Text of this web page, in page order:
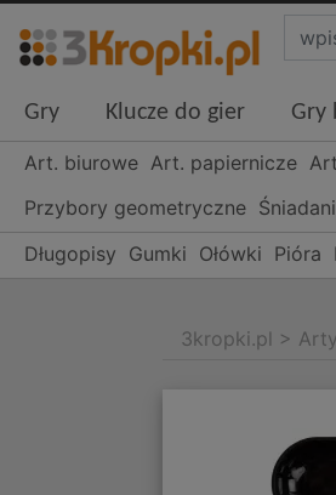
Gry Klucze do gier Gry
Art. biurowe Art. papiernicze
Przybory geometryczne
Długopisy Gumki Ołówki Pióra
3kropki.pl >